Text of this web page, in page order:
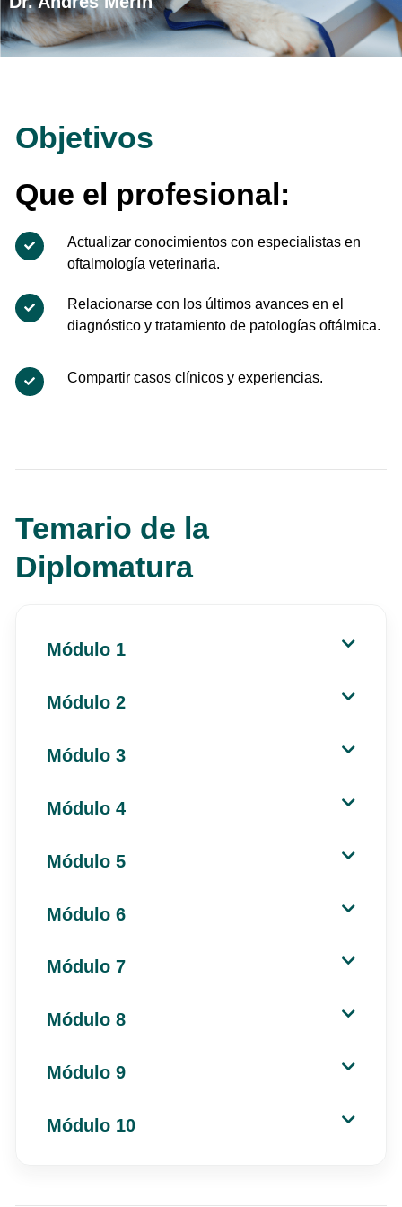
Objetivos
Que el profesional:
Actualizar conocimientos con especialistas en
oftalmología veterinaria.
Relacionarse con los últimos avances en el
diagnóstico y tratamiento de patologías oftálmica.
Compartir casos clínicos y experiencias.
Temario de la
Diplomatura
Módulo 1
Módulo 2
Módulo 3
Módulo 4
Módulo 5
Módulo 6
Módulo 7
Módulo 8
Módulo 9
Módulo 10